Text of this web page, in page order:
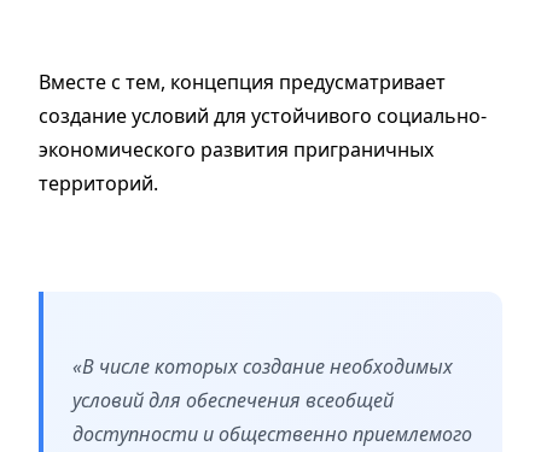
Вместе с тем, концепция предусматривает
создание условий для устойчивого социально-
экономического развития приграничных
территорий.
«В числе которых создание необходимых
условий для обеспечения всеобщей
доступности и общественно приемлемого